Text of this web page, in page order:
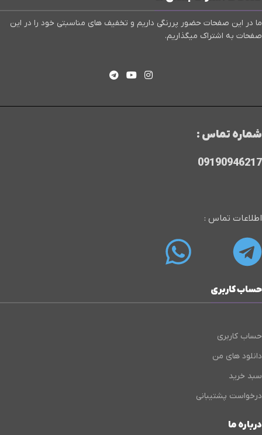
ما در این صفحات حضور پررنگی داریم و تخفیف های مناسبتی خود را در این
صفحات به اشتراک میگذاریم.
شماره تماس :
09190946217
اطلاعات تماس :
حساب کاربری
حساب کاربری
دانلود های من
سبد خرید
درخواست پشتیبانی
درباره ما